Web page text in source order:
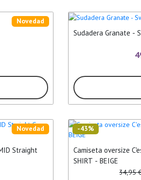
Novedad
Sudadera Granate -
Straight
Novedad
Camiseta oversize
SHIRT - BEIGE
-43%
34,95